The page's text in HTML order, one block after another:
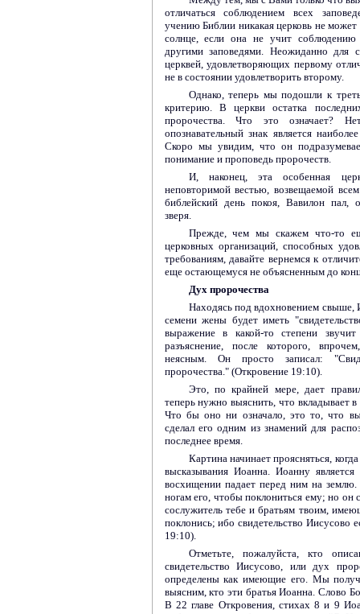
отличаться соблюдением всех
учению Библии никакая церковь не
солнце, если она не учит
другими заповедями. Неожиданно
церквей, удовлетворяющих первому
не в состоянии удовлетворить второму.
Однако, теперь мы подошли к
критерию. В церкви остатка
пророчества. Что это означает?
опознавательный знак является
Скоро мы увидим, что он
понимание и проповедь пророчеств.
И, наконец, эта особенная
неповторимой вестью, возвещаемой
библейский день покоя, Вавилон пал,
зверя.
Прежде, чем мы скажем что-то
церковных организаций, способных
требованиям, давайте вернемся к
еще остающемуся не объясненным до
Дух пророчества
Находясь под вдохновением свыше,
семени жены будет иметь
выражение в какой-то степени
разъяснение, после которого,
неясным. Он просто записал:
пророчества." (Откровение 19:10).
Это, по крайней мере, дает
теперь нужно выяснить, что вкладывает
Что бы оно ни означало, это то, что
сделал его одним из знамений для
последнее время.
Картина начинает проясняться,
высказывания Иоанна. Иоанну
восхищении падает перед ним на
ногам его, чтобы поклониться ему; но он
сослужитель тебе и братьям твоим,
поклонись; ибо свидетельство Иисусово
19:10).
Отметьте, пожалуйста, кто
свидетельство Иисусово, или дух
определены как имеющие его. Мы
выясним, кто эти братья Иоанна. Слово
В 22 главе Откровения, стихах 8 и 9